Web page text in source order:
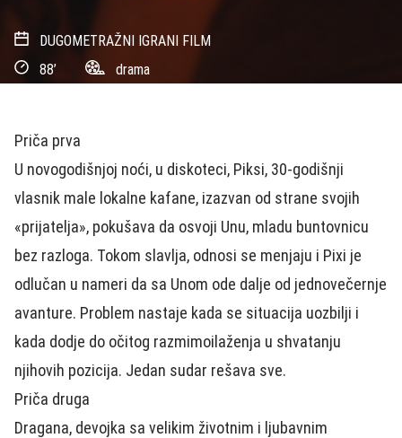
DUGOMETRAŽNI IGRANI FILM
88’
drama
Priča prva
U novogodišnjoj noći, u diskoteci, Piksi, 30-godišnji
vlasnik male lokalne kafane, izazvan od strane svojih
«prijatelja», pokušava da osvoji Unu, mladu buntovnicu
bez razloga. Tokom slavlja, odnosi se menjaju i Pixi je
odlučan u nameri da sa Unom ode dalje od jednovečernje
avanture. Problem nastaje kada se situacija uozbilji i
kada dodje do očitog razmimoilaženja u shvatanju
njihovih pozicija. Jedan sudar rešava sve.
Priča druga
Dragana, devojka sa velikim životnim i ljubavnim